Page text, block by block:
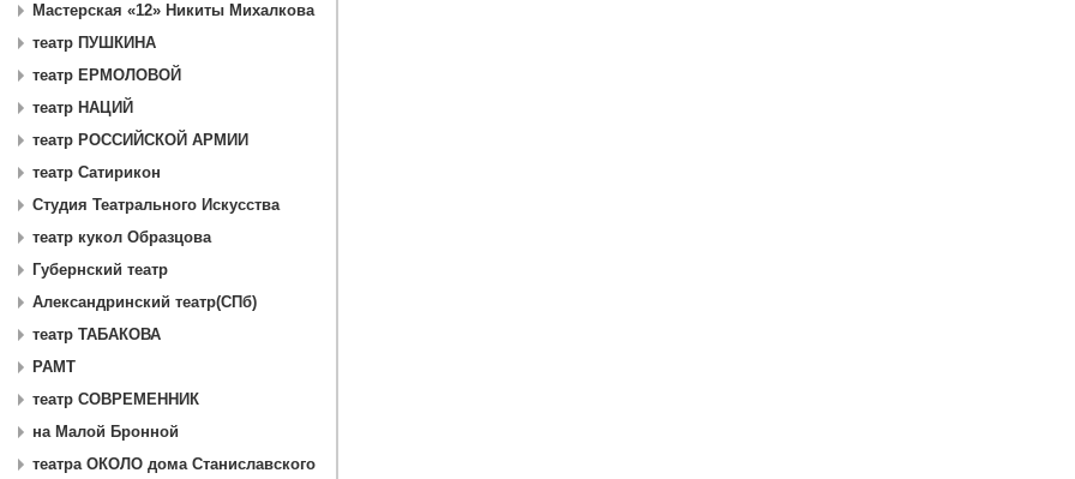
Мастерская «12» Никиты Михалкова
театр ПУШКИНА
театр ЕРМОЛОВОЙ
театр НАЦИЙ
театр РОССИЙСКОЙ АРМИИ
театр Сатирикон
Студия Театрального Искусства
театр кукол Образцова
Губернский театр
Александринский театр(СПб)
театр ТАБАКОВА
РАМТ
театр СОВРЕМЕННИК
на Малой Бронной
театра ОКОЛО дома Станиславского